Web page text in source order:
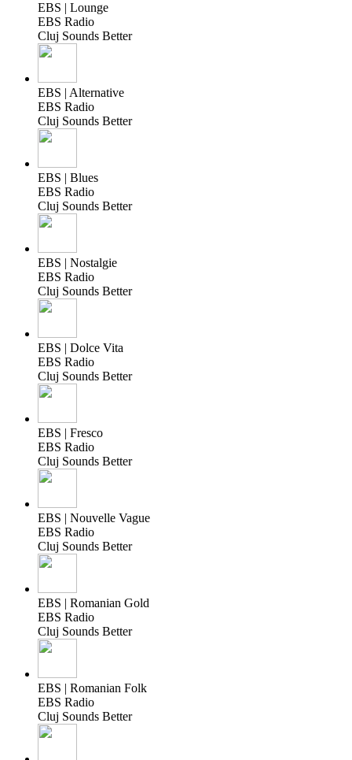
EBS | Lounge
EBS Radio
Cluj Sounds Better
EBS | Alternative
EBS Radio
Cluj Sounds Better
EBS | Blues
EBS Radio
Cluj Sounds Better
EBS | Nostalgie
EBS Radio
Cluj Sounds Better
EBS | Dolce Vita
EBS Radio
Cluj Sounds Better
EBS | Fresco
EBS Radio
Cluj Sounds Better
EBS | Nouvelle Vague
EBS Radio
Cluj Sounds Better
EBS | Romanian Gold
EBS Radio
Cluj Sounds Better
EBS | Romanian Folk
EBS Radio
Cluj Sounds Better